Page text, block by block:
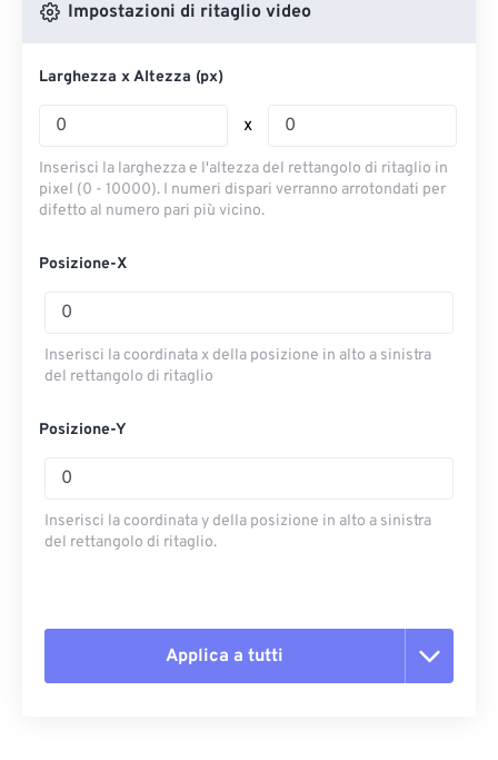
Impostazioni di ritaglio video
Larghezza x Altezza (px)
x
Inserisci la larghezza e l'altezza del rettangolo di ritaglio in
pixel (0 - 10000). I numeri dispari verranno arrotondati per
difetto al numero pari più vicino.
Posizione-X
Inserisci la coordinata x della posizione in alto a sinistra
del rettangolo di ritaglio
Posizione-Y
Inserisci la coordinata y della posizione in alto a sinistra
del rettangolo di ritaglio.
Applica a tutti